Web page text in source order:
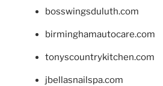
bosswingsduluth.com
birminghamautocare.com
tonyscountrykitchen.com
jbellasnailspa.com